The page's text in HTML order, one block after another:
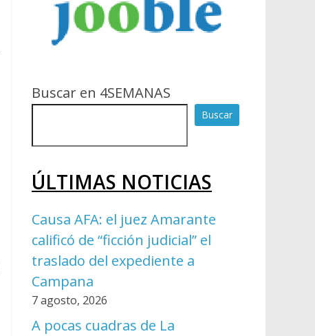
Buscar en 4SEMANAS
Buscar
ÚLTIMAS NOTICIAS
Causa AFA: el juez Amarante
calificó de “ficción judicial” el
traslado del expediente a
Campana
7 agosto, 2026
A pocas cuadras de La